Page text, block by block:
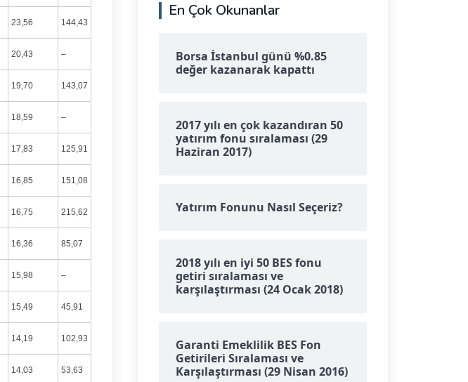
23,56 144,43
20,43 –
19,70 143,07
18,59 –
17,83 125,91
16,85 151,08
16,75 215,62
16,36 85,07
15,98 –
15,49 45,91
14,19 102,93
14,03 53,63
En Çok Okunanlar
Borsa İstanbul günü %0.85
değer kazanarak kapattı
2017 yılı en çok kazandıran 50
yatırım fonu sıralaması (29
Haziran 2017)
Yatırım Fonunu Nasıl Seçeriz?
2018 yılı en iyi 50 BES fonu
getiri sıralaması ve
karşılaştırması (24 Ocak 2018)
Garanti Emeklilik BES Fon
Getirileri Sıralaması ve
Karşılaştırması (29 Nisan 2016)